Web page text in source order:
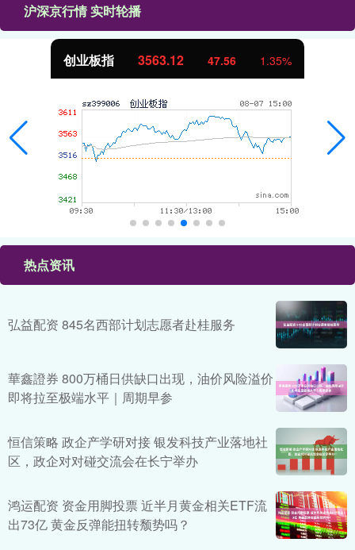
沪深京行情 实时轮播
创业板指 3563.12 47.56 1.35%
热点资讯
弘益配资 845名西部计划志愿者赴桂服务
華鑫證券 800万桶日供缺口出现，油价风险溢价
即将拉至极端水平｜周期早参
恒信策略 政企产学研对接 银发科技产业落地社
区，政企对对碰交流会在长宁举办
鸿运配资 资金用脚投票 近半月黄金相关ETF流
出73亿 黄金反弹能扭转颓势吗？